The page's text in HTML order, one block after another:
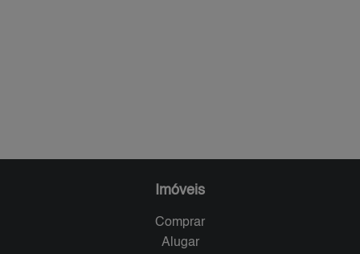
Imóveis
Comprar
Alugar